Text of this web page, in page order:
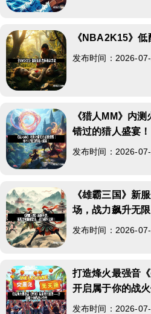
《NBA2K15》
发布时间：2026-
《猎人MM》内
错过的猎人盛宴！
发布时间：2026-
《雄霸三国》新
场，战力飙升无限
发布时间：2026-
打造烽火最强音
开启属于你的战
发布时间：2026-